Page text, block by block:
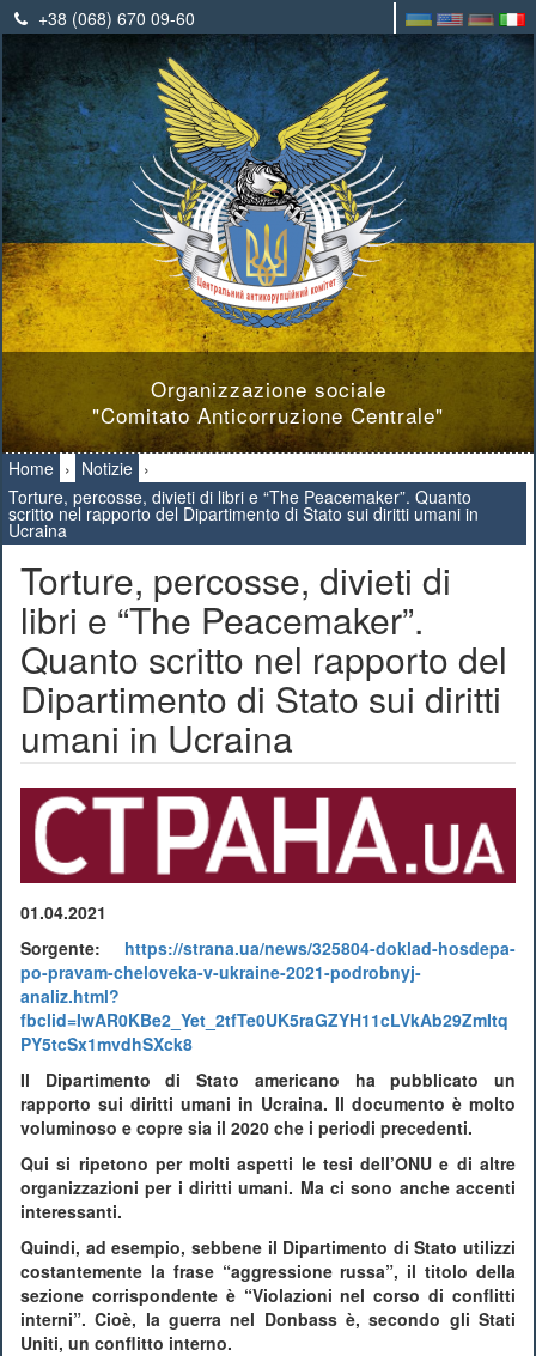
+38 (068) 670 09-60
Organizzazione sociale
"Comitato Anticorruzione Centrale"
Home › Notizie ›
Torture, percosse, divieti di libri e “The Peacemaker”. Quanto
scritto nel rapporto del Dipartimento di Stato sui diritti umani in
Ucraina
Torture, percosse, divieti di
libri e “The Peacemaker”.
Quanto scritto nel rapporto del
Dipartimento di Stato sui diritti
umani in Ucraina
01.04.2021
Sorgente: https://strana.ua/news/325804-doklad-hosdepa-
po-pravam-cheloveka-v-ukraine-2021-podrobnyj-
analiz.html?
fbclid=IwAR0KBe2_Yet_2tfTe0UK5raGZYH11cLVkAb29ZmItq
PY5tcSx1mvdhSXck8
Il Dipartimento di Stato americano ha pubblicato un
rapporto sui diritti umani in Ucraina. Il documento è molto
voluminoso e copre sia il 2020 che i periodi precedenti.
Qui si ripetono per molti aspetti le tesi dell’ONU e di altre
organizzazioni per i diritti umani. Ma ci sono anche accenti
interessanti.
Quindi, ad esempio, sebbene il Dipartimento di Stato utilizzi
costantemente la frase “aggressione russa”, il titolo della
sezione corrispondente è “Violazioni nel corso di conflitti
interni”. Cioè, la guerra nel Donbass è, secondo gli Stati
Uniti, un conflitto interno.